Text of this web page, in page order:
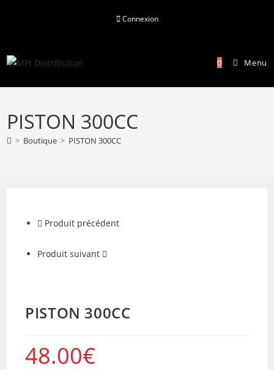
Connexion
0 Menu
PISTON 300CC
> Boutique > PISTON 300CC
Produit précédent
Produit suivant
PISTON 300CC
48.00€